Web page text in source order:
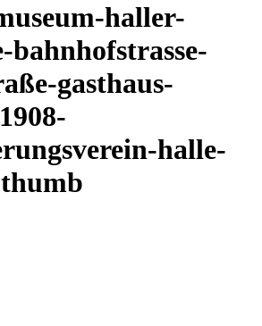
haller-
bahnhofstrasse-
gasthaus-
halle-